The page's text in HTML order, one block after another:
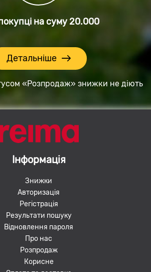
на суму20.000
Детальніше
«Розпродаж» знижки не діють
Інформація
Знижки
Авторизація
Регістрація
Результати пошуку
Відновлення пароля
Про нас
Розпродаж
Корисне